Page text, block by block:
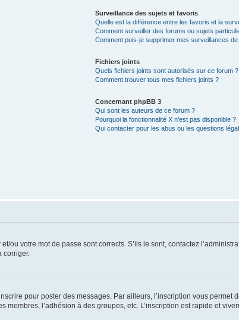
Surveillance des sujets et favoris
Quelle est la différence entre les favoris et la
Comment surveiller des forums ou sujets
Comment puis-je supprimer mes surveillances
Fichiers joints
Quels fichiers joints sont autorisés sur ce forum ?
Comment trouver tous mes fichiers joints ?
Concernant phpBB 3
Qui sont les auteurs de ce forum ?
Pourquoi la fonctionnalité X n’est pas disponible ?
Qui contacter pour les abus ou les questions
votre mot de passe sont corrects. S’ils le sont, contactez
corriger.
pour poster des messages. Par ailleurs, l’inscription vous
l’adhésion à des groupes, etc. L’inscription est rapide et